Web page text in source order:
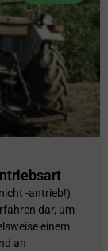
-antrieb!)
dar, um
einem
an